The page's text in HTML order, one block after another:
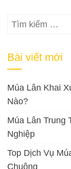
Tìm
Bài viết mới
Múa Lân Khai
Nào?
Múa Lân Trung
Nghiệp
Top Dịch Vụ
Chuộng